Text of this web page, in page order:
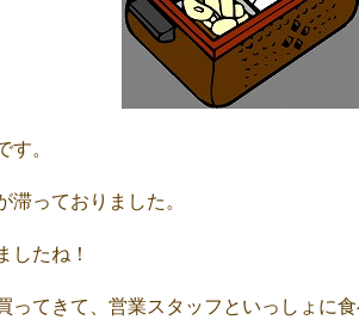
す。
滞っておりました。
したね！
ってきて、営業スタッフといっしょに食